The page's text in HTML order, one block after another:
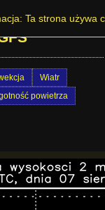
Śląsku -
Wiatr
powietrza
Ta strona używa